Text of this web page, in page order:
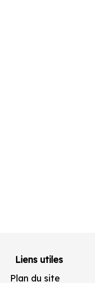
Liens utiles
Plan du site